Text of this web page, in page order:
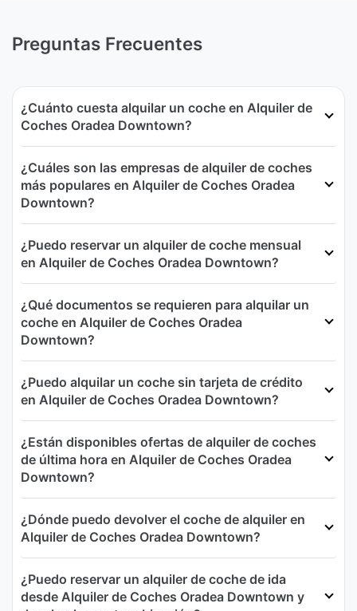
Preguntas Frecuentes
¿Cuánto cuesta alquilar un coche en Alquiler de
Coches Oradea Downtown?
¿Cuáles son las empresas de alquiler de coches
más populares en Alquiler de Coches Oradea
Downtown?
¿Puedo reservar un alquiler de coche mensual
en Alquiler de Coches Oradea Downtown?
¿Qué documentos se requieren para alquilar un
coche en Alquiler de Coches Oradea
Downtown?
¿Puedo alquilar un coche sin tarjeta de crédito
en Alquiler de Coches Oradea Downtown?
¿Están disponibles ofertas de alquiler de coches
de última hora en Alquiler de Coches Oradea
Downtown?
¿Dónde puedo devolver el coche de alquiler en
Alquiler de Coches Oradea Downtown?
¿Puedo reservar un alquiler de coche de ida
desde Alquiler de Coches Oradea Downtown y